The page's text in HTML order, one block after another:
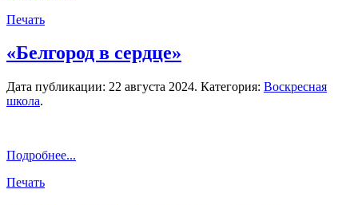
Печать
«Белгород в сердце»
Дата публикации: 22 августа 2024. Категория: Воскресная
школа.
Подробнее...
Печать